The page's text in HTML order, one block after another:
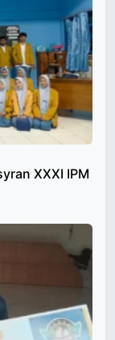
XXXI IPM